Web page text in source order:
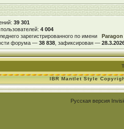
39 301
4 004
зарегистрированного по имени
Paragon
форума — 38 838, зафиксирован —
IBR Mantlet Style
Русская версия